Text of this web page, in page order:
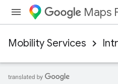
Maps
Mobility Services